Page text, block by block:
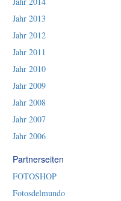
Jahr 2013
Jahr 2012
Jahr 2011
Jahr 2010
Jahr 2009
Jahr 2008
Jahr 2007
Jahr 2006
Partnerseiten
FOTOSHOP
Fotosdelmundo